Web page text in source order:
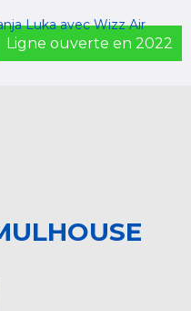
Luka avec Wizz Air
Ligne ouverte en 2022